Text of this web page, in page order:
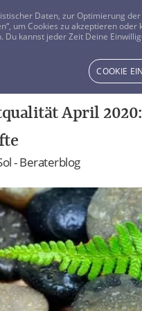
April
- Beraterblog
Daten, zur Optimierung
um Cookies zu akzeptieren
kannst jeder Zeit Deine
COOKIE